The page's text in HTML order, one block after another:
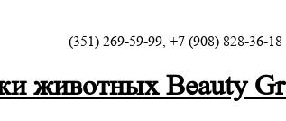
(351) 269-59-99, +7 (908) 828-36-18
животных Beauty